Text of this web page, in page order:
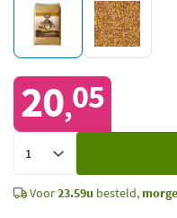
20,05
Voor23.59u besteld,